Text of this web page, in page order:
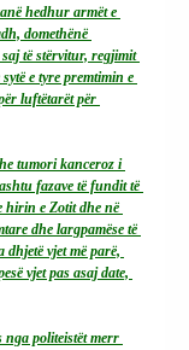
hedhur armët e
domethënë
të stërvitur, regjimit
e tyre premtimin e
luftëtarët për
tumori kanceroz i
fazave të fundit të
hirin e Zotit dhe në
dhe largpamëse të
dhjetë vjet më parë,
vjet pas asaj date,
nga politeistët merr